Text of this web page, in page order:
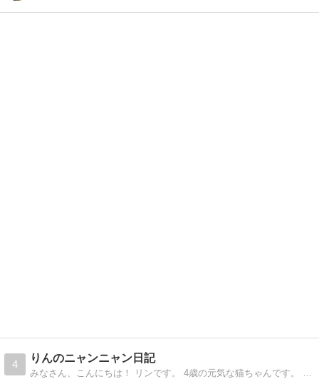
4
りんのニャンニャン日記
みなさん、こんにちは！ リンです。 4歳の元気な猫ちゃんです。 私のブログでは、日常の出来事やおもしろエピソード、猫のライフスタイルなど、にゃんにゃんな内容をお届けします。 一緒に楽しい時間を過ごしましょう！